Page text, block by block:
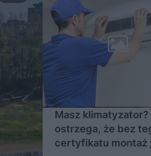
Masz klimatyzator?
ostrzega, że bez
certyfikatu montaż